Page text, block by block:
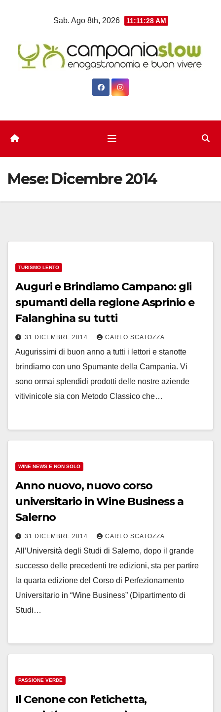
Sab. Ago 8th, 2026 11:11:28 AM
Mese: Dicembre 2014
TURISMO LENTO
Auguri e Brindiamo Campano: gli
spumanti della regione Asprinio e
Falanghina su tutti
31 DICEMBRE 2014 CARLO SCATOZZA
Augurissimi di buon anno a tutti i lettori e stanotte
brindiamo con uno Spumante della Campania. Vi
sono ormai splendidi prodotti delle nostre aziende
vitivinicole sia con Metodo Classico che…
WINE NEWS E NON SOLO
Anno nuovo, nuovo corso
universitario in Wine Business a
Salerno
31 DICEMBRE 2014 CARLO SCATOZZA
All’Università degli Studi di Salerno, dopo il grande
successo delle precedenti tre edizioni, sta per partire
la quarta edizione del Corso di Perfezionamento
Universitario in “Wine Business” (Dipartimento di
Studi…
PASSIONE VERDE
Il Cenone con l’etichetta,